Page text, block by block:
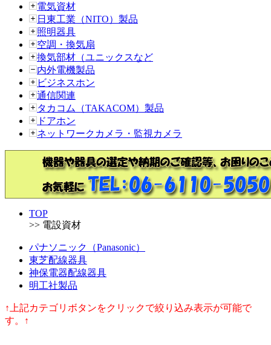
電気資材
日東工業（NITO）製品
照明器具
空調・換気扇
換気部材（ユニックスなど
内外電機製品
ビジネスホン
通信関連
タカコム（TAKACOM）製品
ドアホン
ネットワークカメラ・監視カメラ
TOP
>> 電設資材
パナソニック（Panasonic）
東芝配線器具
神保電器配線器具
明工社製品
↑上記カテゴリボタンをクリックで絞り込み表示が可能で
す。↑